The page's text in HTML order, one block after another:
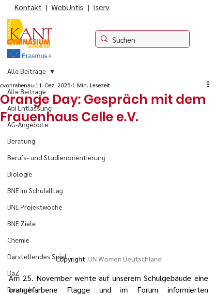
Kontakt |WebUntis | Iserv
Alle Beiträge
Abi Entlassung
AG-Angebote
Beratung
Berufs- und Studienorientierung
Biologie
BNE im Schulalltag
BNE Projektwoche
BNE Ziele
Chemie
Darstellendes Spiel
DaZ
Deutsch
Alle Beiträge
Orange Day: Gespräch mit dem
Frauenhaus Celle e.V.
cvonrabenau 11. Dez. 2025 1 Min. Lesezeit
Copyright: UN Women Deutschland
Am 25. November wehte auf unserem Schulgebäude eine
orangefarbene Flagge und im Forum informierten